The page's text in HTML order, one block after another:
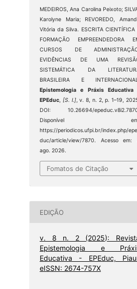
MEDEIROS, Ana Carolina Peixoto;
Karolyne Maria; REVOREDO,
Vitória da Silva. ESCRITA CIENTÍFICA
FORMAÇÃO EMPREENDEDORA
CURSOS DE
EVIDÊNCIAS DE UMA
SISTEMÁTICA DA
BRASILEIRA E
Epistemologia e Práxis Educativa
EPEduc, [S. l.], v. 8, n. 2, p. 1–19,
DOI: 10.26694/
Disponível
https://periodicos.ufpi.br/index.php/epe
duc/article/view/7870. Acesso em:
ago. 2026.
Fomatos de Citação
EDIÇÃO
v. 8 n. 2 (2025):
Epistemologia e
Educativa - EPEduc,
eISSN: 2674-757X